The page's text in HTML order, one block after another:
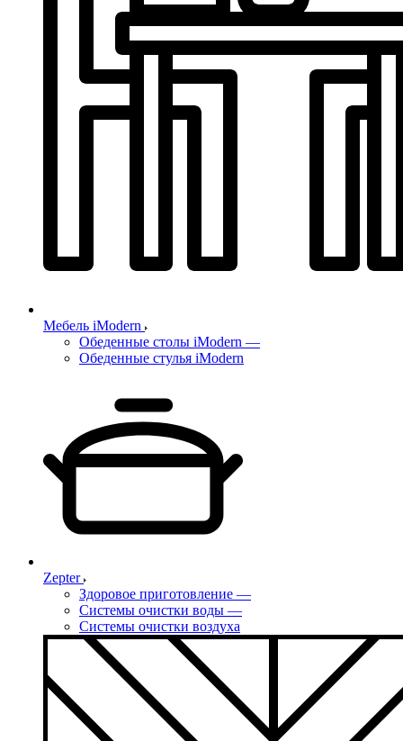
Мебель iModern
Обеденные столы iModern —
Обеденные стулья iModern
Zepter
Здоровое приготовление —
Системы очистки воды —
Системы очистки воздуха